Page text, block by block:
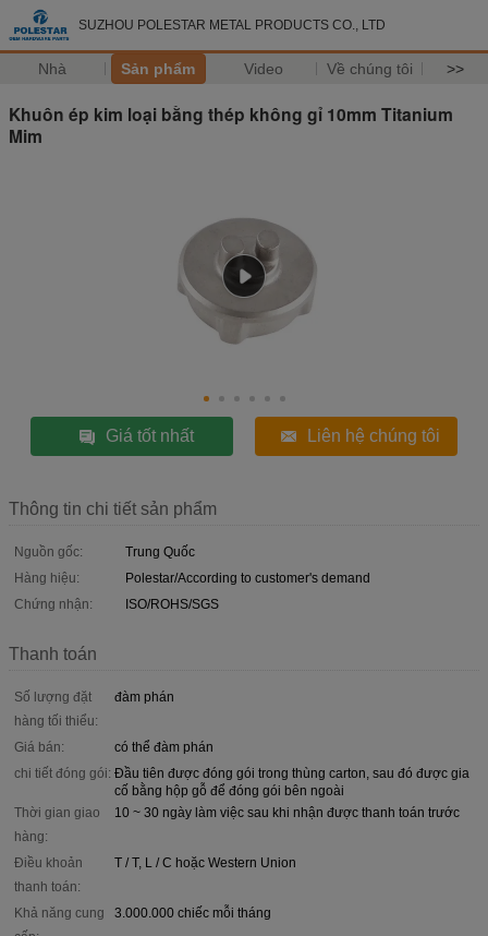
SUZHOU POLESTAR METAL PRODUCTS CO., LTD
Nhà Sản phẩm Video Về chúng tôi >>
Khuôn ép kim loại bằng thép không gỉ 10mm Titanium
Mim
Giá tốt nhất Liên hệ chúng tôi
Thông tin chi tiết sản phẩm
Nguồn gốc:
Trung Quốc
Hàng hiệu:
Polestar/According to customer's demand
Chứng nhận:
ISO/ROHS/SGS
Thanh toán
Số lượng đặt
hàng tối thiểu:
đàm phán
Giá bán:
có thể đàm phán
chi tiết đóng gói: Đầu tiên được đóng gói trong thùng carton, sau đó được gia
cố bằng hộp gỗ để đóng gói bên ngoài
Thời gian giao
hàng:
10 ~ 30 ngày làm việc sau khi nhận được thanh toán trước
Điều khoản
thanh toán:
T / T, L / C hoặc Western Union
Khả năng cung
3.000.000 chiếc mỗi tháng